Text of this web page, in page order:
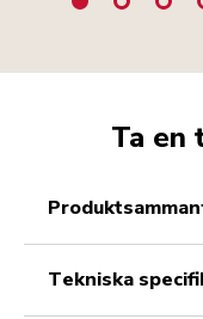
Ta en
tekniska